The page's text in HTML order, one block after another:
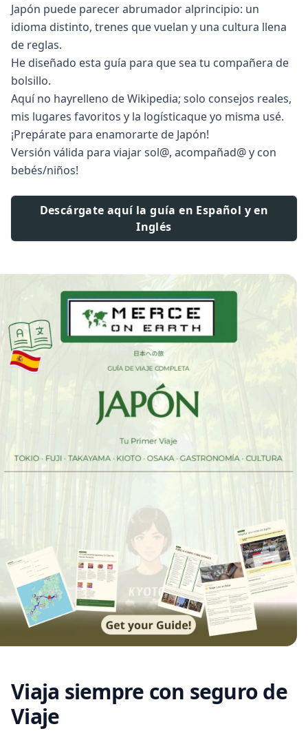
Japón puede parecer abrumador alprincipio: un
idioma distinto, trenes que vuelan y una cultura llena
de reglas.
He diseñado esta guía para que sea tu compañera de
bolsillo.
Aquí no hayrelleno de Wikipedia; solo consejos reales,
mis lugares favoritos y la logísticaque yo misma usé.
¡Prepárate para enamorarte de Japón!
Versión válida para viajar sol@, acompañad@ y con
bebés/niños!
Descárgate aquí la guía en Español y en
Inglés
Viaja siempre con seguro de
Viaje